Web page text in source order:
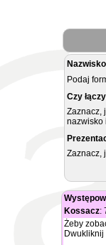
Podaj
Czy
Zaznacz,
nazwisko
Zaznacz,
Kossacz:
Żeby
Dwukliknij